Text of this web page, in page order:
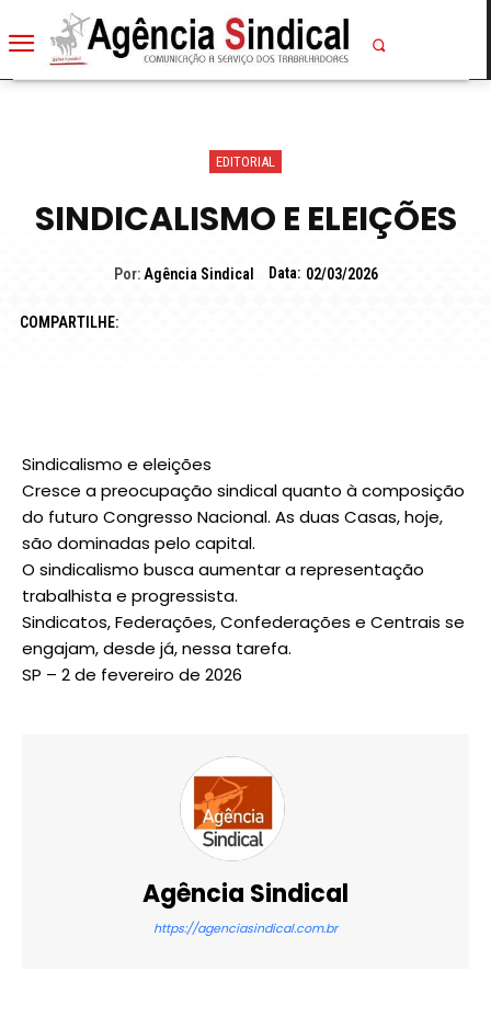
EDITORIAL
SINDICALISMO E ELEIÇÕES
Por: Agência Sindical Data: 02/03/2026
COMPARTILHE:
Sindicalismo e eleições
Cresce a preocupação sindical quanto à composição
do futuro Congresso Nacional. As duas Casas, hoje,
são dominadas pelo capital.
O sindicalismo busca aumentar a representação
trabalhista e progressista.
Sindicatos, Federações, Confederações e Centrais se
engajam, desde já, nessa tarefa.
SP – 2 de fevereiro de 2026
Agência Sindical
https://agenciasindical.com.br